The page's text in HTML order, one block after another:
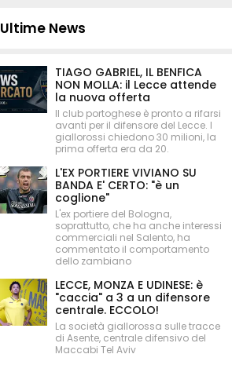
Ultime News
TIAGO GABRIEL, IL BENFICA
NON MOLLA: il Lecce attende
la nuova offerta
Il club portoghese è pronto a rifarsi
avanti per il difensore del Lecce. I
giallorossi chiedono 30 milioni, la
prima offerta era da 20.
L'EX PORTIERE VIVIANO SU
BANDA E' CERTO: "è un
coglione"
L'ex portiere del Bologna,
soprattutto, che ha anche interessi
commerciali nel Salento, ha
commentato il comportamento
dello zambiano
LECCE, MONZA E UDINESE: è
"caccia" a 3 a un difensore
centrale. ECCOLO!
La società giallorossa sulle tracce
di Asente, centrale difensivo del
Maccabi Tel Aviv